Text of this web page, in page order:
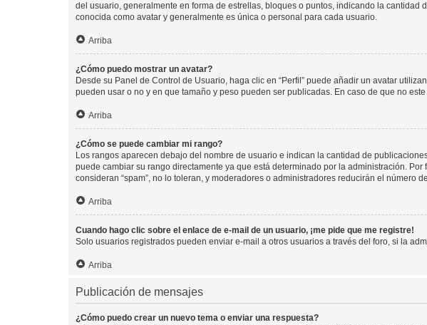
del usuario, generalmente en forma de estrellas, bloques o puntos, indicando la
conocida como avatar y generalmente es única o personal para cada usuario.
Arriba
¿Cómo puedo mostrar un avatar?
Desde su Panel de Control de Usuario, haga clic en “Perfil” puede añadir un avatar
pueden usar o no y en que tamaño y peso pueden ser publicadas. En caso de que no
Arriba
¿Cómo se puede cambiar mi rango?
Los rangos aparecen debajo del nombre de usuario e indican la cantidad de
puede cambiar su rango directamente ya que está determinado por la administración.
consideran “spam”, no lo toleran, y moderadores o administradores reducirán el
Arriba
Cuando hago clic sobre el enlace de e-mail de un usuario, ¡me pide que me registre!
Solo usuarios registrados pueden enviar e-mail a otros usuarios a través del foro, si la
Arriba
Publicación de mensajes
¿Cómo puedo crear un nuevo tema o enviar una respuesta?